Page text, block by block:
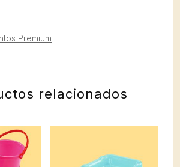
Premium
relacionados